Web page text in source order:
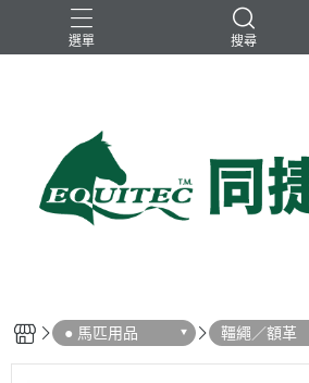
選單 搜尋
兒童比賽馬褲
男用比賽衫
● 馬匹用品 韁繩／額革